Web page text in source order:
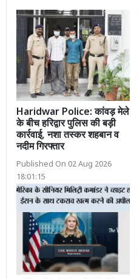
Haridwar Police: कांवड़ मेले
के बीच हरिद्वार पुलिस की बड़ी
कार्रवाई, नशा तस्कर शहबान व
नदीम गिरफ्तार
Published On 02 Aug 2026
18:01:15